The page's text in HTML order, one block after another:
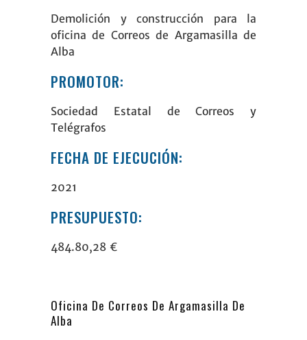
Demolición y construcción para la
oficina de Correos de Argamasilla de
Alba
PROMOTOR:
Sociedad Estatal de Correos y
Telégrafos
FECHA DE EJECUCIÓN:
2021
PRESUPUESTO:
484.80,28 €
Oficina De Correos De Argamasilla De
Alba